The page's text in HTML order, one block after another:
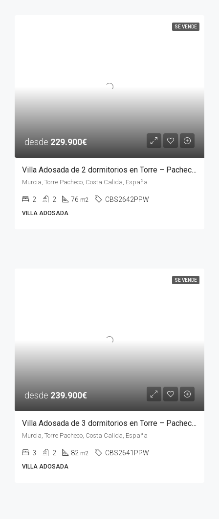
SE VENDE
desde 229.900€
Villa Adosada de 2 dormitorios en Torre – Pacheco, MURCIA
Murcia, Torre Pacheco, Costa Calida, España
2 2 76 m2 CBS2642PPW
VILLA ADOSADA
SE VENDE
desde 239.900€
Villa Adosada de 3 dormitorios en Torre – Pacheco, MURCIA
Murcia, Torre Pacheco, Costa Calida, España
3 2 82 m2 CBS2641PPW
VILLA ADOSADA